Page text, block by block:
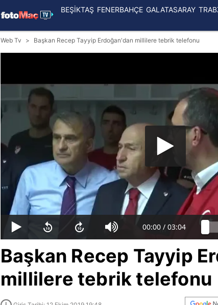
BEŞİKTAŞ FENERBAHÇE GALATASARAY
Web Tv Başkan Recep Tayyip Erdoğan'dan millilere tebrik telefonu
00:00 / 03:04
Başkan Recep Tayyip
millilere tebrik telefonu